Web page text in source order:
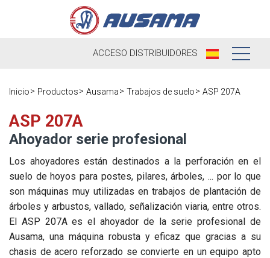
ACCESO DISTRIBUIDORES
Nosotros
Ausama hoy
Marcas que
trabajamos
Encuesta de
satisfacción
Distribuidores
Ocasión
Postventa
Registra tu
máquina
Actualidad
Blog
Contacto
Inicio Productos Ausama Trabajos de suelo ASP 207A
ASP 207A
Ahoyador serie profesional
Los ahoyadores están destinados a la perforación en el
suelo de hoyos para postes, pilares, árboles, ... por lo que
son máquinas muy utilizadas en trabajos de plantación de
árboles y arbustos, vallado, señalización viaria, entre otros.
El ASP 207A es el ahoyador de la serie profesional de
Ausama, una máquina robusta y eficaz que gracias a su
chasis de acero reforzado se convierte en un equipo apto